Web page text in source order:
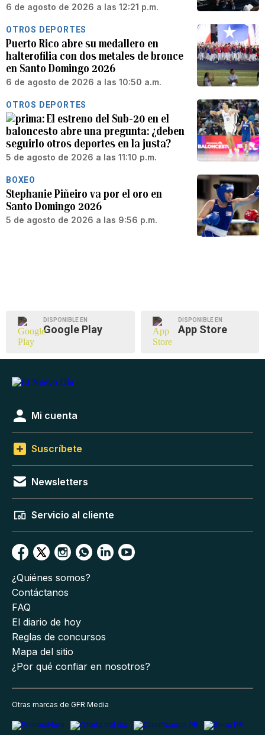
6 de agosto de 2026 a las 12:21 p.m.
OTROS DEPORTES
Puerto Rico abre su medallero en
halterofilia con dos metales de bronce
en Santo Domingo 2026
6 de agosto de 2026 a las 10:50 a.m.
OTROS DEPORTES
El estreno del Sub-20 en el
baloncesto abre una pregunta: ¿deben
seguirlo otros deportes en la justa?
5 de agosto de 2026 a las 11:10 p.m.
BOXEO
Stephanie Piñeiro va por el oro en
Santo Domingo 2026
5 de agosto de 2026 a las 9:56 p.m.
DISPONIBLE EN
Google Play
DISPONIBLE EN
App Store
Mi cuenta
Suscríbete
Newsletters
Servicio al cliente
¿Quiénes somos?
Contáctanos
FAQ
El diario de hoy
Reglas de concursos
Mapa del sitio
¿Por qué confiar en nosotros?
Otras marcas de GFR Media